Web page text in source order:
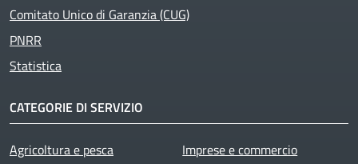
Comitato Unico di Garanzia (CUG)
PNRR
Statistica
CATEGORIE DI SERVIZIO
Agricoltura e pesca
Imprese e commercio